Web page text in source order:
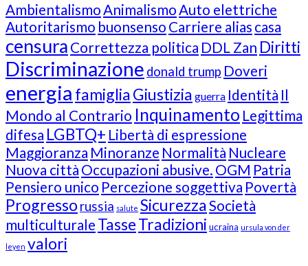
AmbientalismoAnimalismoAuto elettriche
Autoritarismo buonsenso Carriere alias casa
censura Correttezza politica DDL Zan Diritti
Discriminazione donald trump Doveri
energia famigliaGiustizia guerra Identità Il
Mondo al Contrario Inquinamento Legittima
difesa LGBTQ+ Libertà di espressione
Maggioranza Minoranze Normalità Nucleare
Nuova città Occupazioni abusive. OGM Patria
Pensiero unico Percezione soggettiva Povertà
Progresso russia salute SicurezzaSocietà
multiculturale TasseTradizioni ucraina ursula von der
leyen valori